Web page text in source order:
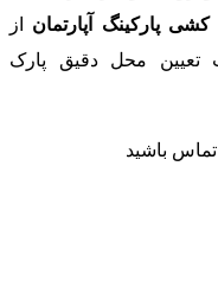
پارکینگ آپارتمان
از
تعیین محل دقیق پارک
باشید